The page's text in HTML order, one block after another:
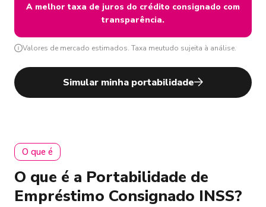
A melhor taxa de juros do crédito consignado com
transparência.
Valores de mercado estimados. Taxa meutudo sujeita à análise.
Simular minha portabilidade
O que é
O que é a Portabilidade de
Empréstimo Consignado INSS?